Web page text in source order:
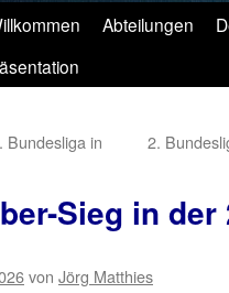
Abteilungen
Bundesliga in
2.
Sieg in
von Jörg Matthies